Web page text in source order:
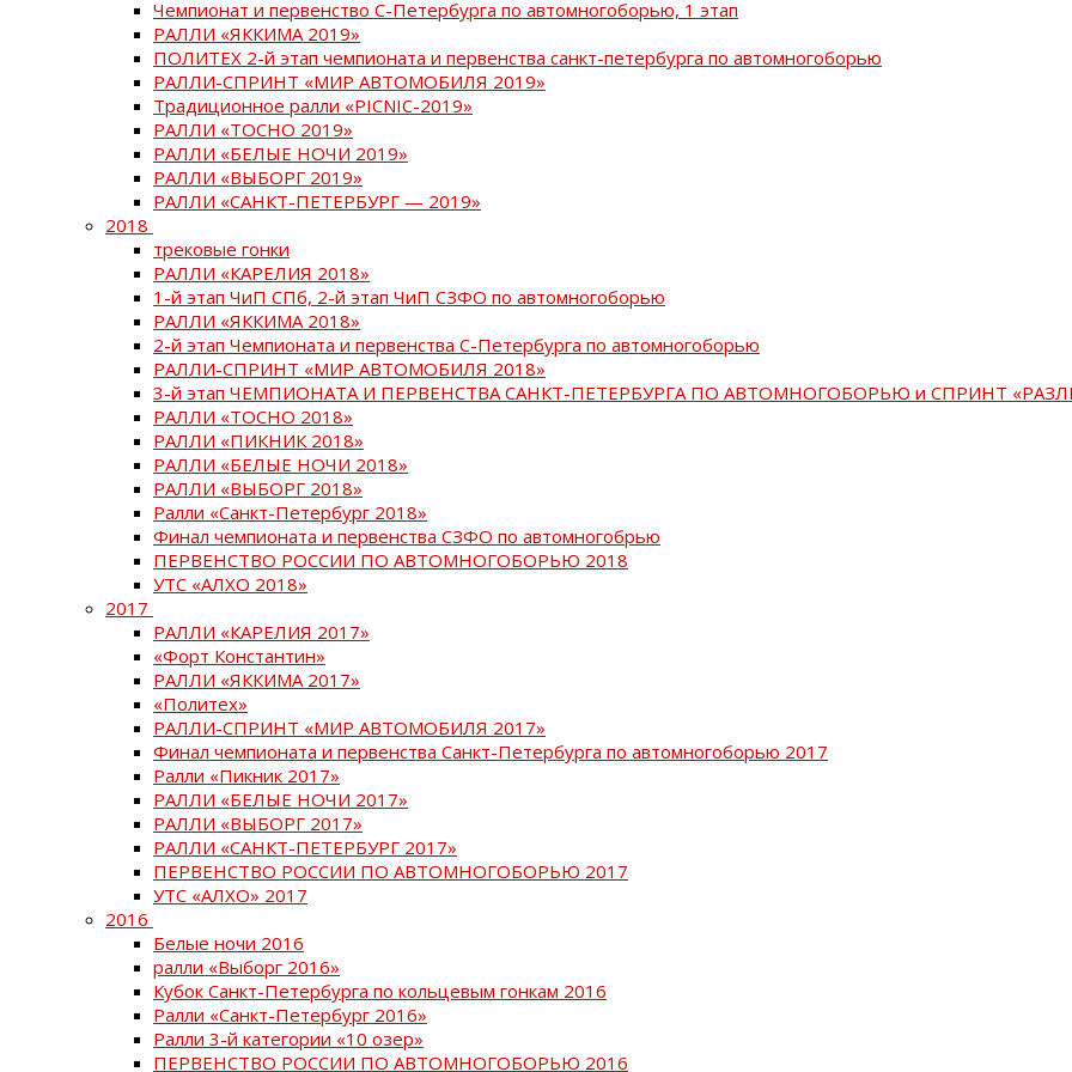
Чемпионат и первенство С-Петербурга по автомногоборью, 1 этап
РАЛЛИ «ЯККИМА 2019»
ПОЛИТЕХ 2-й этап чемпионата и первенства санкт-петербурга по автомногоборью
РАЛЛИ-СПРИНТ «МИР АВТОМОБИЛЯ 2019»
Традиционное ралли «PICNIC-2019»
РАЛЛИ «ТОСНО 2019»
РАЛЛИ «БЕЛЫЕ НОЧИ 2019»
РАЛЛИ «ВЫБОРГ 2019»
РАЛЛИ «САНКТ-ПЕТЕРБУРГ — 2019»
2018
трековые гонки
РАЛЛИ «КАРЕЛИЯ 2018»
1-й этап ЧиП СПб, 2-й этап ЧиП СЗФО по автомногоборью
РАЛЛИ «ЯККИМА 2018»
2-й этап Чемпионата и первенства С-Петербурга по автомногоборью
РАЛЛИ-СПРИНТ «МИР АВТОМОБИЛЯ 2018»
3-й этап ЧЕМПИОНАТА И ПЕРВЕНСТВА САНКТ-ПЕТЕРБУРГА ПО АВТОМНОГОБОРЬЮ и СПРИНТ
РАЛЛИ «ТОСНО 2018»
РАЛЛИ «ПИКНИК 2018»
РАЛЛИ «БЕЛЫЕ НОЧИ 2018»
РАЛЛИ «ВЫБОРГ 2018»
Ралли «Санкт-Петербург 2018»
Финал чемпионата и первенства СЗФО по автомногобрью
ПЕРВЕНСТВО РОССИИ ПО АВТОМНОГОБОРЬЮ 2018
УТС «АЛХО 2018»
2017
РАЛЛИ «КАРЕЛИЯ 2017»
«Форт Константин»
РАЛЛИ «ЯККИМА 2017»
«Политех»
РАЛЛИ-СПРИНТ «МИР АВТОМОБИЛЯ 2017»
Финал чемпионата и первенства Санкт-Петербурга по автомногоборью 2017
Ралли «Пикник 2017»
РАЛЛИ «БЕЛЫЕ НОЧИ 2017»
РАЛЛИ «ВЫБОРГ 2017»
РАЛЛИ «САНКТ-ПЕТЕРБУРГ 2017»
ПЕРВЕНСТВО РОССИИ ПО АВТОМНОГОБОРЬЮ 2017
УТС «АЛХО» 2017
2016
Белые ночи 2016
ралли «Выборг 2016»
Кубок Санкт-Петербурга по кольцевым гонкам 2016
Ралли «Санкт-Петербург 2016»
Ралли 3-й категории «10 озер»
ПЕРВЕНСТВО РОССИИ ПО АВТОМНОГОБОРЬЮ 2016